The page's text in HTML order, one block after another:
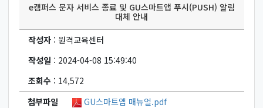
e캠퍼스 문자 서비스 종료 및 GU스마트앱 푸시(PUSH) 알림
대체 안내
작성자: 원격교육센터
작성일 : 2024-04-08 15:49:40
조회수 : 14,572
첨부파일
GU스마트앱 매뉴얼.pdf